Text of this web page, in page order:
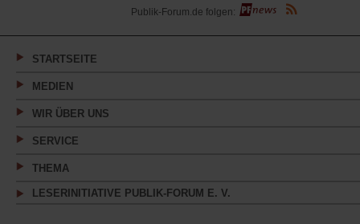
(Öffnet
in
neuen
Publik-Forum.de folgen:
STARTSEITE
MEDIEN
WIR ÜBER UNS
SERVICE
THEMA
LESERINITIATIVE PUBLIK-FORUM E. V.